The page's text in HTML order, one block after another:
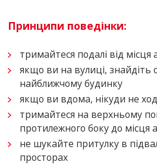
Принципи поведінки:
тримайтеся подалі від місця
якщо ви на вулиці, знайдіть
найближчому будинку
якщо ви вдома, нікуди не
тримайтеся на верхньому
протилежного боку до місця
не шукайте притулку в
просторах